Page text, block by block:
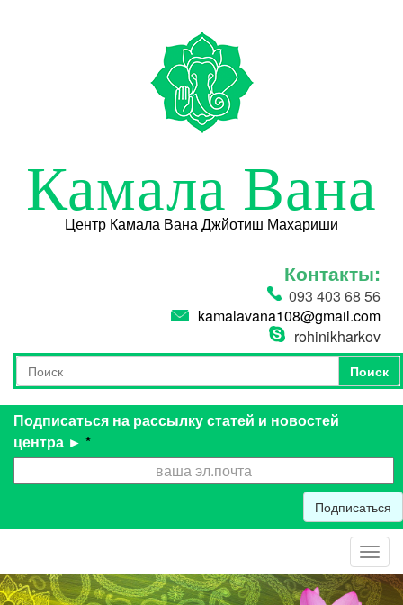
Камала Вана
Центр Камала Вана Джйотиш Махариши
Контакты:
093 403 68 56
kamalavana108@gmail.com
rohinikharkov
Форма поиска
Поиск
Поиск
Подписаться на рассылку статей и новостей
центра ► *
Подписаться